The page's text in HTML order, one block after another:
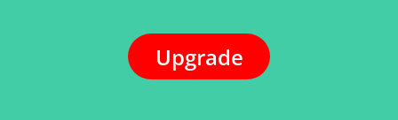
Upgrade